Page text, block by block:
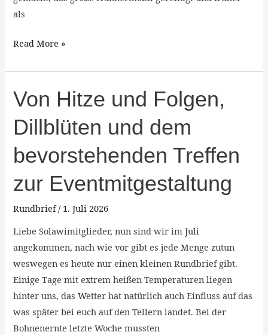
als
Read More »
Von Hitze und Folgen,
Dillblüten und dem
bevorstehenden Treffen
zur Eventmitgestaltung
Rundbrief/ 1. Juli 2026
Liebe Solawimitglieder, nun sind wir im Juli
angekommen, nach wie vor gibt es jede Menge zutun
weswegen es heute nur einen kleinen Rundbrief gibt.
Einige Tage mit extrem heißen Temperaturen liegen
hinter uns, das Wetter hat natürlich auch Einfluss auf das
was später bei euch auf den Tellern landet. Bei der
Bohnenernte letzte Woche mussten
Von
Hitze
und
Dillblüten
dem
bevorstehenden
zur
Eventmitgestaltung